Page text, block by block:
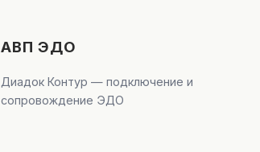
АВП ЭДО
Диадок Контур — подключение и
сопровождение ЭДО